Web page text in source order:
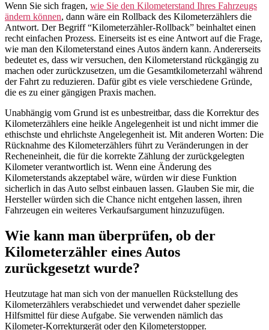
Wenn Sie sich fragen, wie Sie den Kilometerstand Ihres Fahrzeugs
ändern können, dann wäre ein Rollback des Kilometerzählers die
Antwort. Der Begriff “Kilometerzähler-Rollback” beinhaltet einen
recht einfachen Prozess. Einerseits ist es eine Antwort auf die Frage,
wie man den Kilometerstand eines Autos ändern kann. Andererseits
bedeutet es, dass wir versuchen, den Kilometerstand rückgängig zu
machen oder zurückzusetzen, um die Gesamtkilometerzahl während
der Fahrt zu reduzieren. Dafür gibt es viele verschiedene Gründe,
die es zu einer gängigen Praxis machen.
Unabhängig vom Grund ist es unbestreitbar, dass die Korrektur des
Kilometerzählers eine heikle Angelegenheit ist und nicht immer die
ethischste und ehrlichste Angelegenheit ist. Mit anderen Worten: Die
Rücknahme des Kilometerzählers führt zu Veränderungen in der
Recheneinheit, die für die korrekte Zählung der zurückgelegten
Kilometer verantwortlich ist. Wenn eine Änderung des
Kilometerstands akzeptabel wäre, würden wir diese Funktion
sicherlich in das Auto selbst einbauen lassen. Glauben Sie mir, die
Hersteller würden sich die Chance nicht entgehen lassen, ihren
Fahrzeugen ein weiteres Verkaufsargument hinzuzufügen.
Wie kann man überprüfen, ob der
Kilometerzähler eines Autos
zurückgesetzt wurde?
Heutzutage hat man sich von der manuellen Rückstellung des
Kilometerzählers verabschiedet und verwendet daher spezielle
Hilfsmittel für diese Aufgabe. Sie verwenden nämlich das
Kilometer-Korrekturgerät oder den Kilometerstopper.